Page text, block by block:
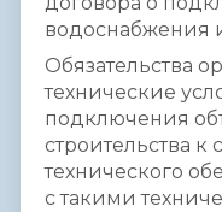
водоснабжения
Обязательства
технические
подключения
строительства
технического
с такими